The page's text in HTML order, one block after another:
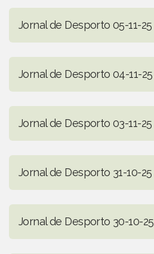
Jornal de Desporto 05-11-25
Jornal de Desporto 04-11-25
Jornal de Desporto 03-11-25
Jornal de Desporto 31-10-25
Jornal de Desporto 30-10-25